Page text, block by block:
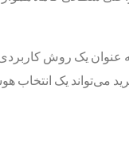
یک روش کاربردی
می‌تواند یک انتخاب